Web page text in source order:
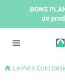
BONS
de
Le Petit Coin